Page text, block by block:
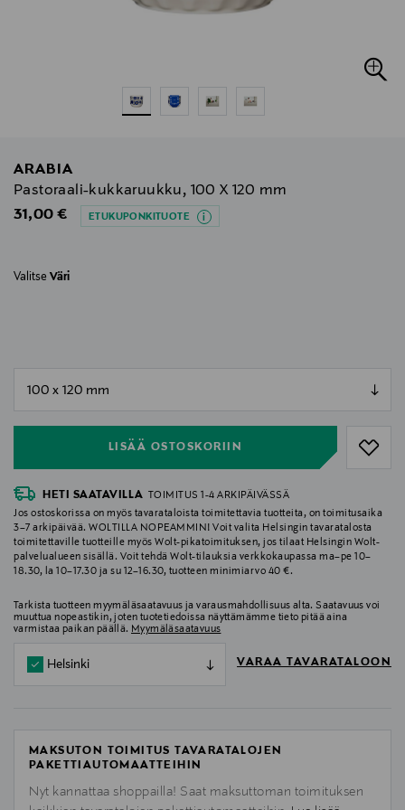
ARABIA
Pastoraali-kukkaruukku, 100 X 120 mm
Original Price
31,00 € ETUKUPONKITUOTE
Valitse Väri
LISÄÄ OSTOSKORIIN
HETI SAATAVILLA
TOIMITUS 1-4 ARKIPÄIVÄSSÄ
Jos ostoskorissa on myös tavarataloista toimitettavia tuotteita, on toimitusaika
3–7 arkipäivää. WOLTILLA NOPEAMMIN! Voit valita Helsingin tavaratalosta
toimitettaville tuotteille myös Wolt-pikatoimituksen, jos tilaat Helsingin Wolt-
palvelualueen sisällä. Voit tehdä Wolt-tilauksia verkkokaupassa ma–pe 10–
18.30, la 10–17.30 ja su 12–16.30, tuotteen minimiarvo 40 €.
Tarkista tuotteen myymäläsaatavuus ja varausmahdollisuus alta. Saatavuus voi
muuttua nopeastikin, joten tuotetiedoissa näyttämämme tieto pitää aina
varmistaa paikan päällä. Myymäläsaatavuus
Helsinki VARAA TAVARATALOON
MAKSUTON TOIMITUS TAVARATALOJEN
PAKETTIAUTOMAATTEIHIN
Nyt kannattaa shoppailla! Saat maksuttoman toimituksen